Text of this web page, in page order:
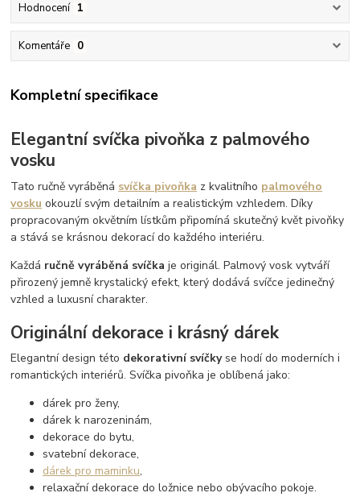
Hodnocení 1
Komentáře 0
Kompletní specifikace
Elegantní svíčka pivoňka z palmového
vosku
Tato ručně vyráběná svíčka pivoňka z kvalitního palmového
vosku okouzlí svým detailním a realistickým vzhledem. Díky
propracovaným okvětním lístkům připomíná skutečný květ pivoňky
a stává se krásnou dekorací do každého interiéru.
Každá ručně vyráběná svíčka je originál. Palmový vosk vytváří
přirozený jemně krystalický efekt, který dodává svíčce jedinečný
vzhled a luxusní charakter.
Originální dekorace i krásný dárek
Elegantní design této dekorativní svíčkyse hodí do moderních i
romantických interiérů. Svíčka pivoňka je oblíbená jako:
dárek pro ženy,
dárek k narozeninám,
dekorace do bytu,
svatební dekorace,
dárek pro maminku,
relaxační dekorace do ložnice nebo obývacího pokoje.